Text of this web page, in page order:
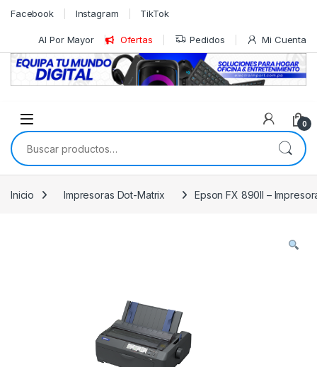
Skip to navigation
Skip to content
Facebook Instagram TikTok
Al Por Mayor Ofertas Pedidos Mi Cuenta
0
Buscar por:
Inicio Impresoras Dot-Matrix Epson FX 890II –